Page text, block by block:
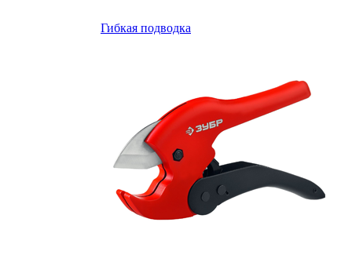
Гибкая подводка